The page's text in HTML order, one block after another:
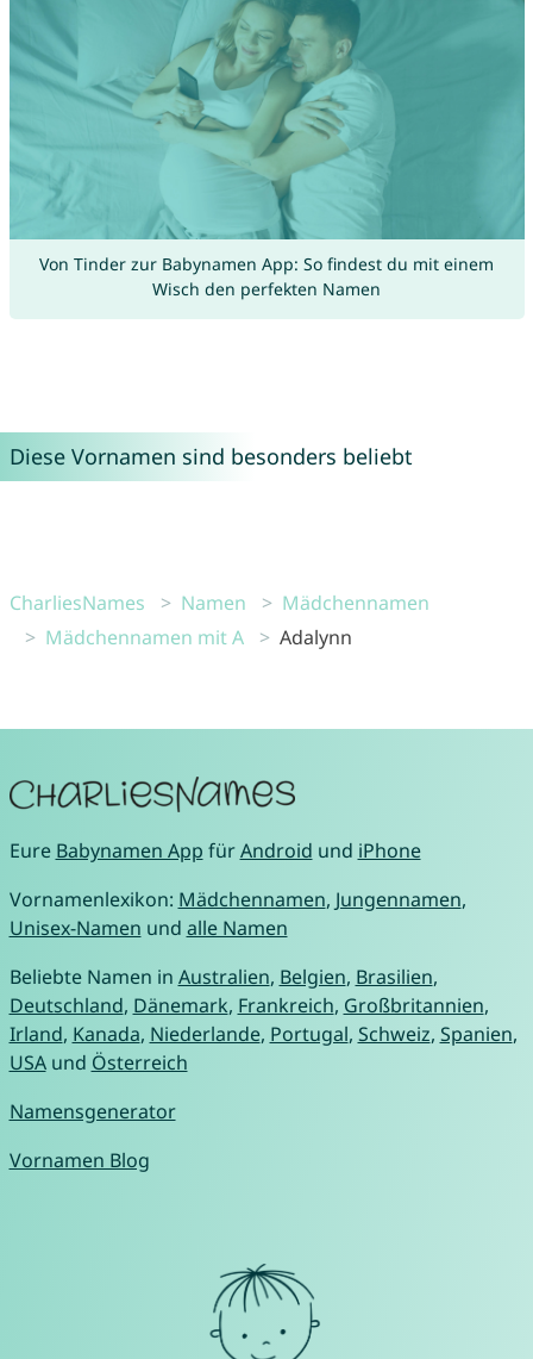
Von Tinder zur Babynamen App: So findest du mit einem
Wisch den perfekten Namen
Diese Vornamen sind besonders beliebt
CharliesNames Namen
Mädchennamen
Mädchennamen mit A
Adalynn
Eure Babynamen App fürAndroid und iPhone
Vornamenlexikon: Mädchennamen, Jungennamen,
Unisex-Namen und alle Namen
Beliebte Namen in Australien, Belgien, Brasilien,
Deutschland, Dänemark, Frankreich, Großbritannien,
Irland, Kanada, Niederlande, Portugal, Schweiz, Spanien,
USAund Österreich
Namensgenerator
Vornamen Blog